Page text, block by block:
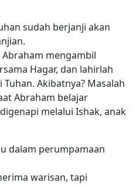
sudah berjanji akan
Abraham mengambil
Hagar, dan lahirlah
Akibatnya? Masalah
Abraham belajar
melalui Ishak, anak
dalam perumpamaan
warisan, tapi